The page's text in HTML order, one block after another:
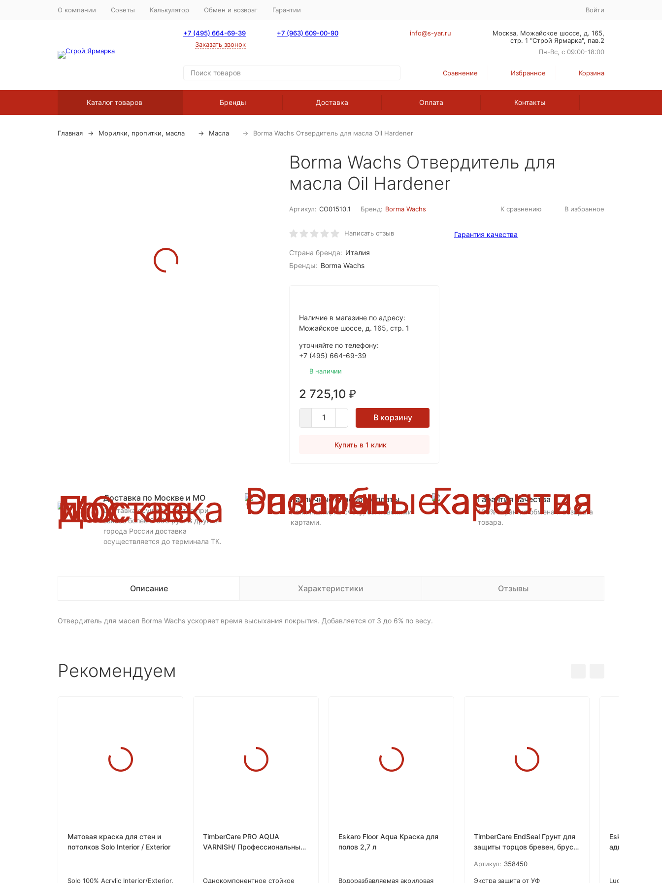
О компании Советы Калькулятор Обмен и возврат Гарантии Войти
+7 (495) 664-69-39
Заказать звонок
+7 (963) 609-00-90 info@s-yar.ru
Москва, Можайское шоссе, д. 165,
стр. 1 "Строй Ярмарка", пав.2
Пн-Вс, с 09:00-18:00
Сравнение Избранное Корзина
Каталог товаров Бренды Доставка Оплата Контакты
Главная Морилки, пропитки, масла Масла Borma Wachs Отвердитель для масла Oil Hardener
Borma Wachs Отвердитель для
масла Oil Hardener
Артикул: CO01510.1 Бренд: Borma Wachs К сравнению В избранное
Написать отзыв
Страна бренда: Италия
Бренды: Borma Wachs
Наличие в магазине по адресу:
Можайское шоссе, д. 165, стр. 1
уточняйте по телефону:
+7 (495) 664-69-39
В наличии
2 725,10 ₽
В корзину
Купить в 1 клик
Гарантия качества
Доставка по Москве и МО
Доставка осуществляется при
заказе более 3 000 руб. В другие
города России доставка
осуществляется до терминала ТК.
Различные способы оплаты
Наличными, по счету, банковскими
картами.
Гарантия качества
100% гарантия обмена и возврата
товара.
Описание Характеристики Отзывы
Отвердитель для масел Borma Wachs ускоряет время высыхания покрытия. Добавляется от 3 до 6% по весу.
Рекомендуем
Матовая краска для стен и
потолков Solo Interior / Exterior
Solo 100% Acrylic Interior/Exterior.
TimberCare PRO AQUA
VARNISH/ Профессиональный
Однокомпонентное стойкое
Eskaro Floor Aqua Краска для
полов 2,7 л
Водоразбавляемая акриловая
TimberCare EndSeal Грунт для
защиты торцов бревен, бруса
Артикул: 358450
Экстра защита от УФ
Eskaro Luotto
адгезионная
Luotto